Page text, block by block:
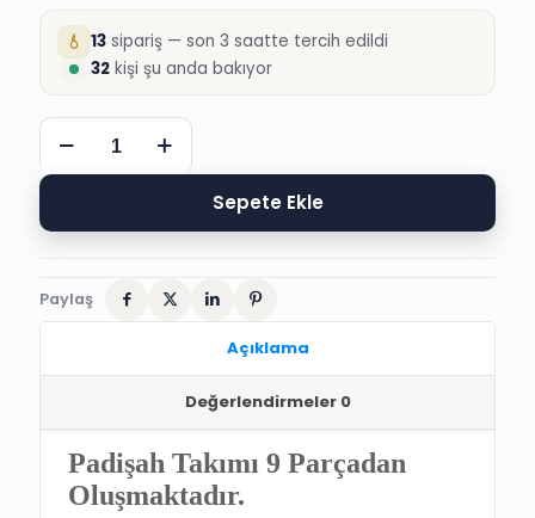
13 sipariş — son 3 saatte tercih edildi
32 kişi şu anda bakıyor
ŞANLI
APLİKELİ
KAFTAN
SÜNNET
Sepete Ekle
Paylaş
Açıklama
Değerlendirmeler 0
Padişah Takımı 9 Parçadan
Oluşmaktadır.